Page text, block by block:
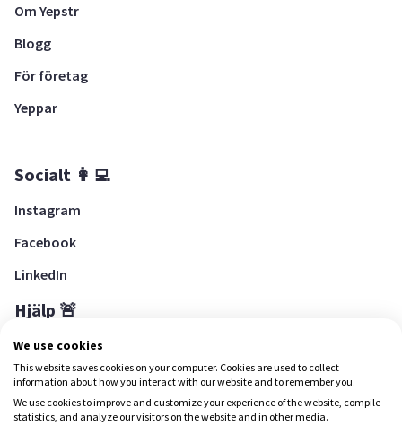
Om Yepstr
Blogg
För företag
Yeppar
Socialt 👩‍💻
Instagram
Facebook
LinkedIn
Hjälp 🚨
Hjälpcenter
Ladda ned Yepstr
We use cookies
This website saves cookies on your computer. Cookies are used to collect
information about how you interact with our website and to remember you.
We use cookies to improve and customize your experience of the website, compile
statistics, and analyze our visitors on the website and in other media.